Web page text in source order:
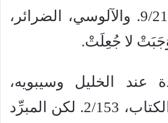
خزانة الأدب، 9/217. والآلوسي، الضرائر،
عند الخليل وسيبويه،
ينظر: سيبويه، الكتاب، 2/153. لكن المبرِّد